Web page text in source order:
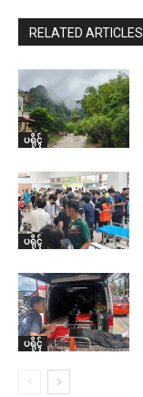
RELATED ARTICLES
ပရိုၚ်
ပရိုၚ်
ပရိုၚ်